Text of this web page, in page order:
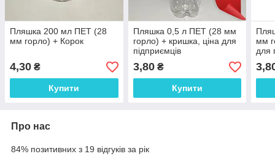
Пляшка 200 мл ПЕТ (28
мм горло) + Корок
4,30 ₴
Купити
Пляшка 0,5 л ПЕТ (28 мм
горло) + кришка, ціна для
підприємців
3,80₴
Купити
мм
для
Про нас
84% позитивних з 19 відгуків за рік